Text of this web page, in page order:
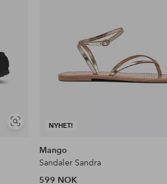
Vis
NYHET!
Mango
Sandaler Sandra
599 NOK